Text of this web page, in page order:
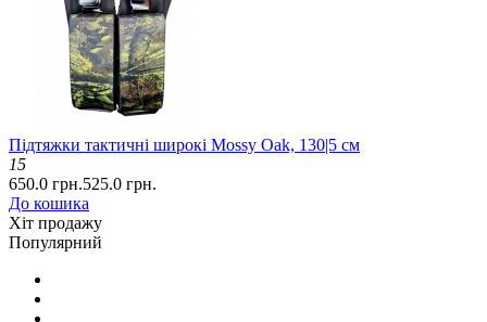
Підтяжки тактичні широкі Mossy Oak, 130|5 см
15
650.0 грн.525.0 грн.
До кошика
Хіт продажу
Популярний